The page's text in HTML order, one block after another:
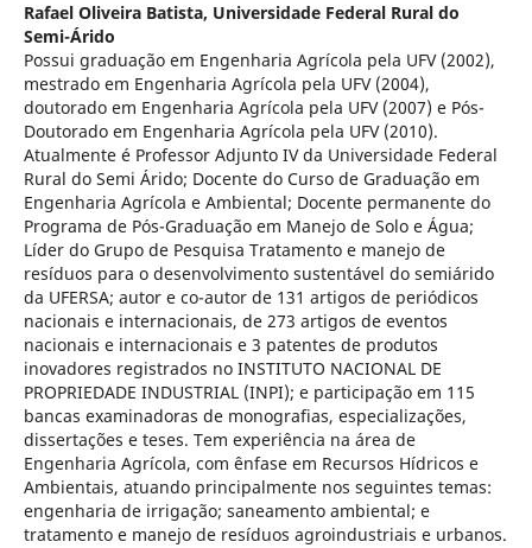
Rafael Oliveira Batista, Universidade Federal Rural do
Semi-Árido
Possui graduação em Engenharia Agrícola pela UFV (2002),
mestrado em Engenharia Agrícola pela UFV (2004),
doutorado em Engenharia Agrícola pela UFV (2007) e Pós-
Doutorado em Engenharia Agrícola pela UFV (2010).
Atualmente é Professor Adjunto IV da Universidade Federal
Rural do Semi Árido; Docente do Curso de Graduação em
Engenharia Agrícola e Ambiental; Docente permanente do
Programa de Pós-Graduação em Manejo de Solo e Água;
Líder do Grupo de Pesquisa Tratamento e manejo de
resíduos para o desenvolvimento sustentável do semiárido
da UFERSA; autor e co-autor de 131 artigos de periódicos
nacionais e internacionais, de 273 artigos de eventos
nacionais e internacionais e 3 patentes de produtos
inovadores registrados no INSTITUTO NACIONAL DE
PROPRIEDADE INDUSTRIAL (INPI); e participação em 115
bancas examinadoras de monografias, especializações,
dissertações e teses. Tem experiência na área de
Engenharia Agrícola, com ênfase em Recursos Hídricos e
Ambientais, atuando principalmente nos seguintes temas:
engenharia de irrigação; saneamento ambiental; e
tratamento e manejo de resíduos agroindustriais e urbanos.